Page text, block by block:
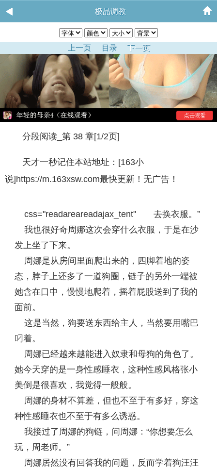
极品调教
上一页 目录 下一页
分段阅读_第 38 章[1/2页]
天才一秒记住本站地址：[163小
说]https://m.163xsw.com最快更新！无广告！
css="readareareadajax_tent" 去换衣服。”
我也很好奇周娜这次会穿什么衣服，于是在沙
发上坐了下来。
周娜是从房间里面爬出来的，四脚着地的姿
态，脖子上还多了一道狗圈，链子的另外一端被
她含在口中，慢慢地爬着，摇着屁股送到了我的
面前。
这是当然，狗要送东西给主人，当然要用嘴巴
叼着。
周娜已经越来越能进入奴隶和母狗的角色了。
她今天穿的是一身性感睡衣，这种性感风格张小
美倒是很喜欢，我觉得一般般。
周娜的身材不算差，但也不至于有多好，穿这
种性感睡衣也不至于有多么诱惑。
我接过了周娜的狗链，问周娜：“你想要怎么
玩，周老师。”
周娜居然没有回答我的问题，反而学着狗汪汪